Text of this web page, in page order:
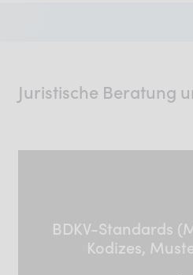
Juristische Beratung
BDKV-Standards
Kodizes,